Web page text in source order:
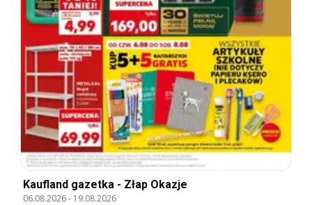
Kaufland gazetka - Złap Okazje
06.08.2026- 19.08.2026